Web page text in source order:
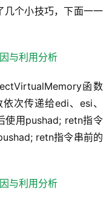
几个小技巧，下面一一
函数
次传递给edi、esi、
使用pushad; retn指令
retn指令串前的